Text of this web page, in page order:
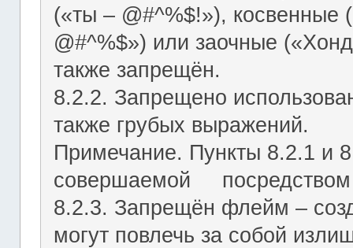
(«ты – @#^%$!»), косвенные
@#^%$») или заочные
также запрещён.
8.2.2. Запрещено
также грубых выражений.
Примечание. Пункты 8.2.1 и
совершаемой
8.2.3. Запрещён флейм –
могут повлечь за собой